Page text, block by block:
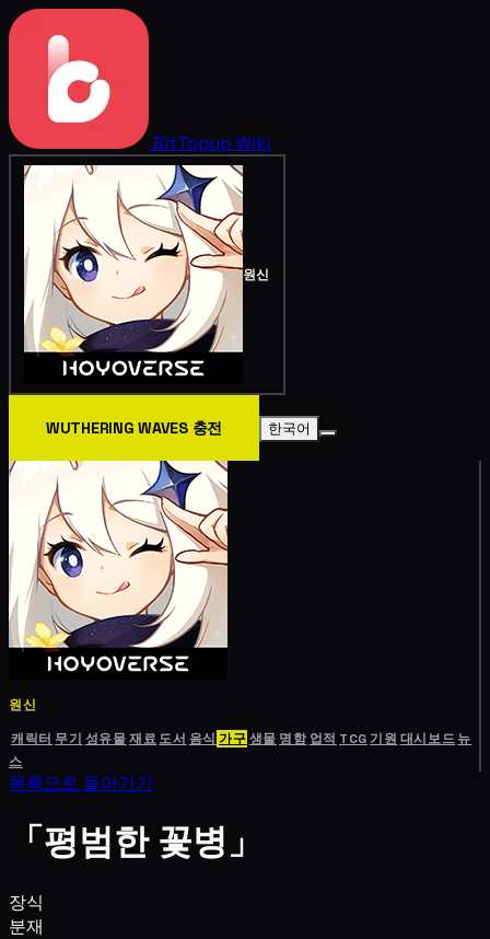
BitTopup Wiki
원신
WUTHERING WAVES 충전 한국어
원신
캐릭터 무기 성유물재료도서 음식 가구생물 명함 업적 TCG기원 대시보드뉴
스
목록으로 돌아가기
「평범한 꽃병」
장식
분재